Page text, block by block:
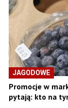
JAGODOWE
Promocje w
pytają: kto na